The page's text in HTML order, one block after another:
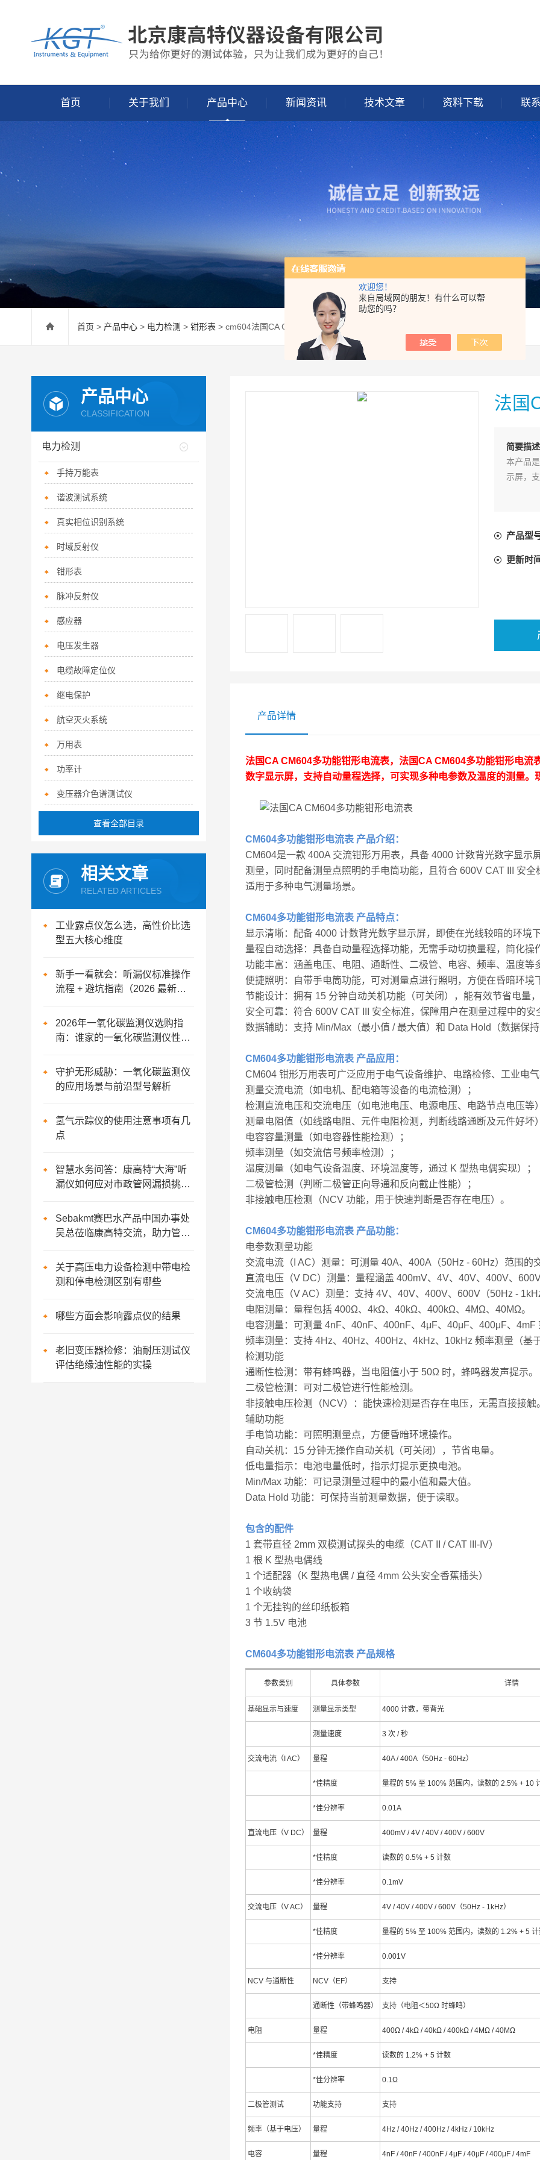
欢迎您！
来自局域网的朋友！有什么可以帮
助您的吗？
首页 关于我们 产品中心 新闻资讯 技术文章 资料下载 联
首页 > 产品中心 > 电力检测 > 钳形表 > cm604法国CA CM604多功能钳形电流表
法国
简要描
本产品
示屏，
产品型
更新时
产品详情
法国CA CM604多功能钳形电流表， 法国CA CM604多功能钳形电流
数字显示屏，支持自动量程选择，可实现多种电参数及温度的测量
CM604多功能钳形电流表 产品介绍：
CM604是一款 400A 交流钳形万用表，具备 4000 计数背光数字显
测量，同时配备测量点照明的手电筒功能，且符合 600V CAT III 安
适用于多种电气测量场景。
CM604多功能钳形电流表 产品特点：
显示清晰：配备 4000 计数背光数字显示屏，即使在光线较暗的环境
量程自动选择：具备自动量程选择功能，无需手动切换量程，简化操
功能丰富：涵盖电压、电阻、通断性、二极管、电容、频率、温度
便捷照明：自带手电筒功能，可对测量点进行照明，方便在昏暗环境
节能设计：拥有 15 分钟自动关机功能（可关闭），能有效节省电量
安全可靠：符合 600V CAT III 安全标准，保障用户在测量过程中的安
数据辅助：支持 Min/Max（最小值 / 最大值）和 Data Hold（数据保
CM604多功能钳形电流表 产品应用：
CM604 钳形万用表可广泛应用于电气设备维护、电路检修、工业电
测量交流电流（如电机、配电箱等设备的电流检测）；
检测直流电压和交流电压（如电池电压、电源电压、电路节点电压等
测量电阻值（如线路电阻、元件电阻检测，判断线路通断及元件好坏
电容容量测量（如电容器性能检测）；
频率测量（如交流信号频率检测）；
温度测量（如电气设备温度、环境温度等，通过 K 型热电偶实现）；
二极管检测（判断二极管正向导通和反向截止性能）；
非接触电压检测（NCV 功能，用于快速判断是否存在电压）。
CM604多功能钳形电流表 产品功能：
电参数测量功能
交流电流（I AC）测量：可测量 40A、400A（50Hz - 60Hz）范围的
直流电压（V DC）测量：量程涵盖 400mV、4V、40V、400V、
交流电压（V AC）测量：支持 4V、40V、400V、600V（50Hz -
电阻测量：量程包括 400Ω、4kΩ、40kΩ、400kΩ、4MΩ、40MΩ。
电容测量：可测量 4nF、40nF、400nF、4μF、40μF、400μF、4mF
频率测量：支持 4Hz、40Hz、400Hz、4kHz、10kHz 频率测量（基
检测功能
通断性检测：带有蜂鸣器，当电阻值小于 50Ω 时，蜂鸣器发声提示。
二极管检测：可对二极管进行性能检测。
非接触电压检测（NCV）：能快速检测是否存在电压，无需直接接触
辅助功能
手电筒功能：可照明测量点，方便昏暗环境操作。
自动关机：15 分钟无操作自动关机（可关闭），节省电量。
低电量指示：电池电量低时，指示灯提示更换电池。
Min/Max 功能：可记录测量过程中的最小值和最大值。
Data Hold 功能：可保持当前测量数据，便于读取。
包含的配件
1 套带直径 2mm 双模测试探头的电缆（CAT II / CAT III-IV）
1 根 K 型热电偶线
1 个适配器（K 型热电偶 / 直径 4mm 公头安全香蕉插头）
1 个收纳袋
1 个无挂钩的丝印纸板箱
3 节 1.5V 电池
CM604多功能钳形电流表 产品规格
参数类别 具体参数 详情
基础显示与速度 测量显示类型 4000 计数，带背光
测量速度 3 次 / 秒
交流电流（I AC） 量程 40A / 400A（50Hz - 60Hz）
*佳精度 量程的 5% 至 100% 范围内，读数的 2.5% + 10
*佳分辨率 0.01A
直流电压（V DC） 量程 400mV / 4V / 40V / 400V / 600V
*佳精度 读数的 0.5% + 5 计数
*佳分辨率 0.1mV
交流电压（V AC） 量程 4V / 40V / 400V / 600V（50Hz - 1kHz）
*佳精度 量程的 5% 至 100% 范围内，读数的 1.2% + 5
*佳分辨率 0.001V
NCV 与通断性 NCV（EF） 支持
通断性（带蜂鸣器） 支持（电阻＜50Ω 时蜂鸣）
电阻 量程 400Ω / 4kΩ / 40kΩ / 400kΩ / 4MΩ / 40MΩ
*佳精度 读数的 1.2% + 5 计数
*佳分辨率 0.1Ω
二极管测试 功能支持 支持
频率（基于电压） 量程 4Hz / 40Hz / 400Hz / 4kHz / 10kHz
电容 量程 4nF / 40nF / 400nF / 4μF / 40μF / 400μF / 4mF
产品中心
CLASSIFICATION
电力检测
手持万能表
谐波测试系统
真实相位识别系统
时域反射仪
钳形表
脉冲反射仪
感应器
电压发生器
电缆故障定位仪
继电保护
航空灭火系统
万用表
功率计
变压器介色谱测试仪
查看全部目录
相关文章
RELATED ARTICLES
工业露点仪怎么选，高性价比选
型五大核心维度
新手一看就会：听漏仪标准操作
流程 + 避坑指南（2026 最新
2026年一氧化碳监测仪选购指
南：谁家的一氧化碳监测仪性价
守护无形威胁：一氧化碳监测仪
的应用场景与前沿型号解析
氢气示踪仪的使用注意事项有几
点
智慧水务问答：康高特“大海”听
漏仪如何应对市政管网漏损挑
Sebakmt赛巴水产品中国办事处
吴总莅临康高特交流，助力管网
关于高压电力设备检测中带电检
测和停电检测区别有哪些
哪些方面会影响露点仪的结果
老旧变压器检修：油耐压测试仪
评估绝缘油性能的实操